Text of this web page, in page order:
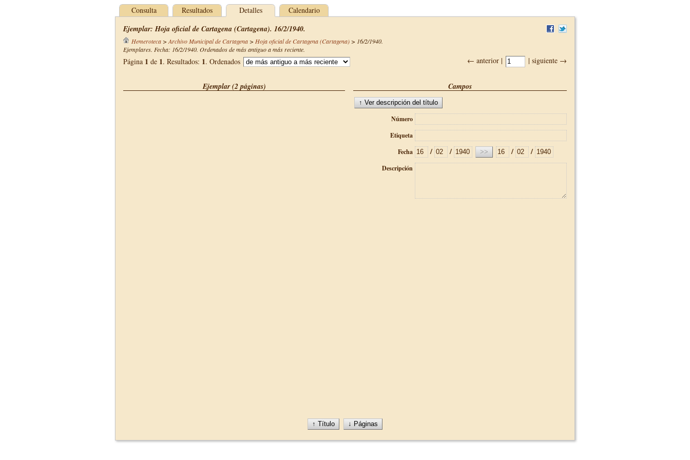
Consulta Resultados Detalles Calendario
Ejemplar: Hoja oficial de Cartagena (Cartagena). 16/2/1940.
Hemeroteca> Archivo Municipal de Cartagena> Hoja oficial de Cartagena (Cartagena)> 16/2/1940.
Ejemplares. Fecha: 16/2/1940. Ordenados de más antiguo a más reciente.
← anterior | | siguiente →
Página 1 de 1. Resultados: 1. Ordenados
Ejemplar (2 páginas) Campos
Número
Etiqueta
Fecha
/ / / /
Descripción